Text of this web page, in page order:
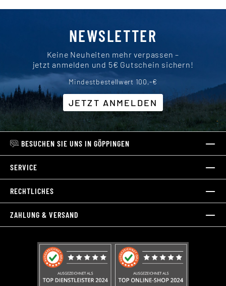
NEWSLETTER
Keine Neuheiten mehr verpassen –
jetzt anmelden und 5€ Gutschein sichern!
Mindestbestellwert 100,-€
JETZT ANMELDEN
BESUCHEN SIE UNS IN GÖPPINGEN
SERVICE
RECHTLICHES
ZAHLUNG & VERSAND